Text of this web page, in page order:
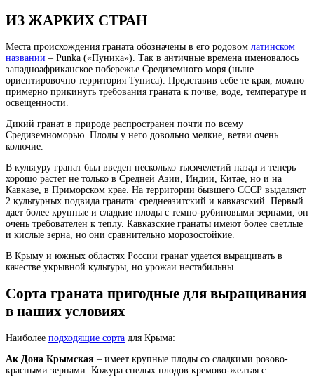
ИЗ ЖАРКИХ СТРАН
Места происхождения граната обозначены в его родовом латинском
названии – Punka («Пуника»). Так в античные времена именовалось
западноафриканское побережье Средиземного моря (ныне
ориентировочно территория Туниса). Представив себе те края, можно
примерно прикинуть требования граната к почве, воде, температуре и
освещенности.
Дикий гранат в природе распространен почти по всему
Средиземноморью. Плоды у него довольно мелкие, ветви очень
колючие.
В культуру гранат был введен несколько тысячелетий назад и теперь
хорошо растет не только в Средней Азии, Индии, Китае, но и на
Кавказе, в Приморском крае. На территории бывшего СССР выделяют
2 культурных подвида граната: среднеазитский и кавказский. Первый
дает более крупные и сладкие плоды с темно-рубиновыми зернами, он
очень требователен к теплу. Кавказские гранаты имеют более светлые
и кислые зерна, но они сравнительно морозостойкие.
В Крыму и южных областях России гранат удается выращивать в
качестве укрывной культуры, но урожаи нестабильны.
Сорта граната пригодные для выращивания
в наших условиях
Наиболее подходящие сорта для Крыма:
Ак Дона Крымская – имеет крупные плоды со сладкими розово-
красными зернами. Кожура спелых плодов кремово-желтая с